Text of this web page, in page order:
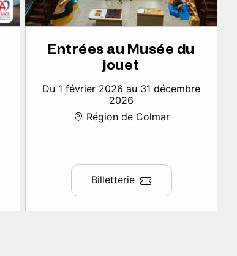
Entrées au Musée du
jouet
Du 1 février 2026 au 31 décembre
2026
Région de Colmar
Billetterie